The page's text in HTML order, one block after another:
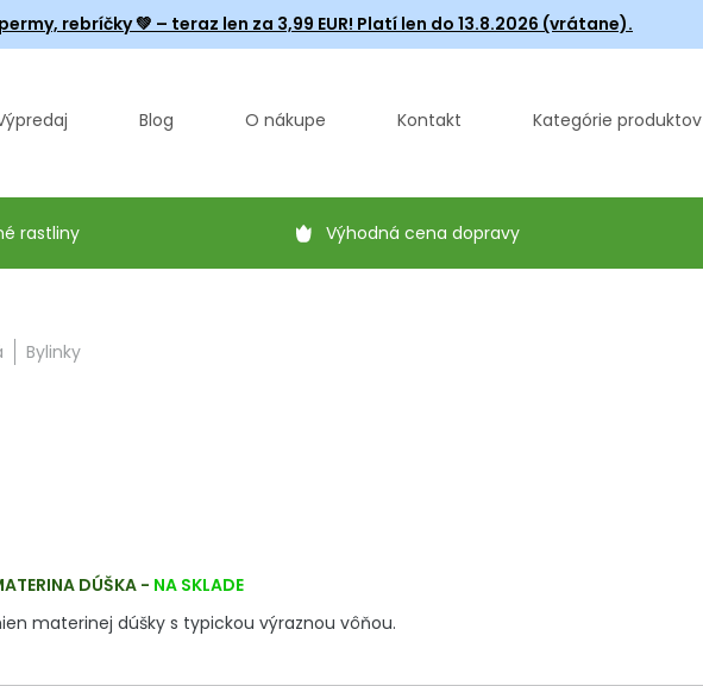
rebríčky💚 – teraz len za 3,99 EUR! Platí len do 13.8.2026 (vrátane).
Blog O nákupe Kontakt Kategórie produktov
rastliny Výhodná cena dopravy
Bylinky
DÚŠKA - NA SKLADE
materinej dúšky s typickou výraznou vôňou.